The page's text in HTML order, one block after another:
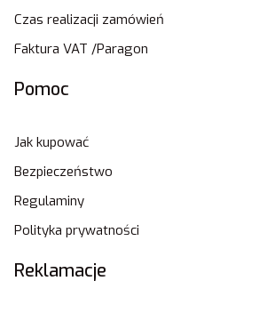
Czas realizacji zamówień
Faktura VAT /Paragon
Pomoc
Jak kupować
Bezpieczeństwo
Regulaminy
Polityka prywatności
Reklamacje